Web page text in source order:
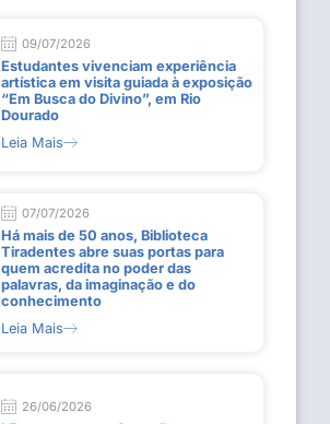
09/07/2026
Estudantes vivenciam experiência
artística em visita guiada à exposição
“Em Busca do Divino”, em Rio
Dourado
Leia Mais
07/07/2026
Há mais de 50 anos, Biblioteca
Tiradentes abre suas portas para
quem acredita no poder das
palavras, da imaginação e do
conhecimento
Leia Mais
26/06/2026